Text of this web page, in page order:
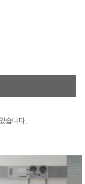
습니다.